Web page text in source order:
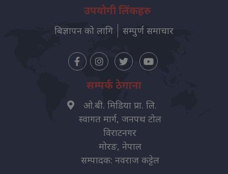
उपयोगी लिंकहरु
बिज्ञापन को लागि सम्पुर्ण समाचार
सम्पर्क ठेगाना
ओ.बी. मिडिया प्रा. लि.
स्वागत मार्ग, जनपथ टोल
विराटनगर
मोरङ, नेपाल
सम्पादक: नवराज कट्टेल